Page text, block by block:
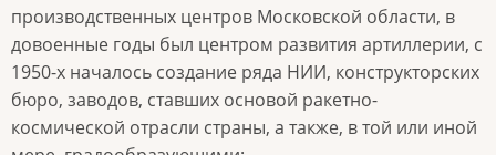
производственных центров Московской области, в
довоенные годы был центром развития артиллерии, с
1950-х началось создание ряда НИИ, конструкторских
бюро, заводов, ставших основой ракетно-
космической отрасли страны, а также, в той или иной